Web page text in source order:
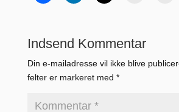
Indsend Kommentar
Din e-mailadresse vil ikke blive
felter er markeret med *